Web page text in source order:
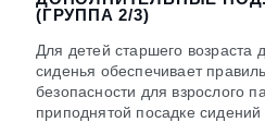
(ГРУППА 2/3)
Для детей старшего возраста
сиденья обеспечивает
безопасности для взрослого
приподнятой посадке